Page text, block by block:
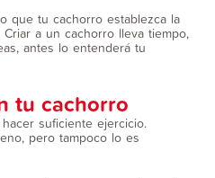
que tu cachorro establezca la
a un cachorro lleva tiempo,
antes lo entenderá tu
tu cachorro
suficiente ejercicio.
pero tampoco lo es